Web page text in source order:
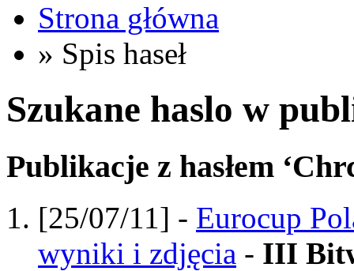
Strona główna
» Spis haseł
Szukane haslo w
Publikacje z hasłem
[25/07/11] - Eurocup
wyniki i zdjęcia - III